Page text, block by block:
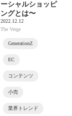
ーシャルショッピ
ングとは〜
2022.12.12
The Verge
GenerationZ
EC
コンテンツ
小売
業界トレンド